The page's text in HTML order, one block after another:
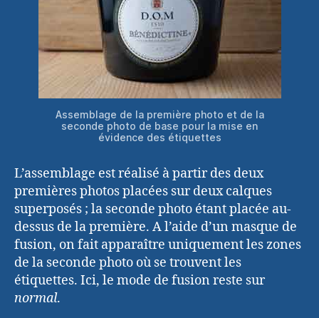
Assemblage de la première photo et de la
seconde photo de base pour la mise en
évidence des étiquettes
L’assemblage est réalisé à partir des deux
premières photos placées sur deux calques
superposés ; la seconde photo étant placée au-
dessus de la première. A l’aide d’un masque de
fusion, on fait apparaître uniquement les zones
de la seconde photo où se trouvent les
étiquettes. Ici, le mode de fusion reste sur
normal.